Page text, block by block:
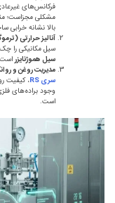
فرکانس‌های
مشکلی مجزاست؛
بالا نشانه خرابی
آنالیز حرارتی
سیل مکانیکی را چک
سیل هموژنایزر
مدیریت روغن و
سری
، کیفیت
وجود براده‌های
است.